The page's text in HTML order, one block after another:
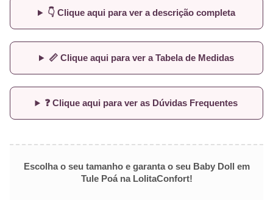
👇 Clique aqui para ver a descrição completa
📏 Clique aqui para ver a Tabela de Medidas
❓ Clique aqui para ver as Dúvidas Frequentes
Escolha o seu tamanho e garanta o seu Baby Doll em
Tule Poá na LolitaConfort!